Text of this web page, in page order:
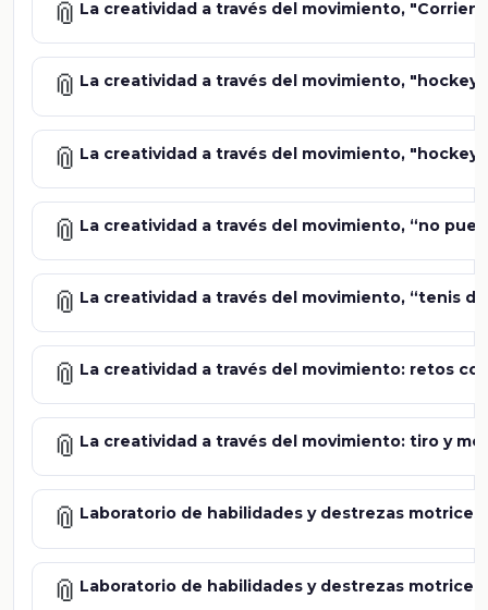
📎 La creatividad a través del movimiento,
📎 La creatividad a través del movimiento, "hockey
📎 La creatividad a través del movimiento, "hockey
📎 La creatividad a través del movimiento, “no
📎 La creatividad a través del movimiento, “tenis
📎 La creatividad a través del movimiento: retos
📎 La creatividad a través del movimiento: tiro y
📎 Laboratorio de habilidades y destrezas
📎 Laboratorio de habilidades y destrezas